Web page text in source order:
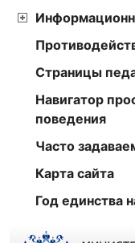
Страницы
Навигатор
поведения
Часто
Карта сайта
Год единства